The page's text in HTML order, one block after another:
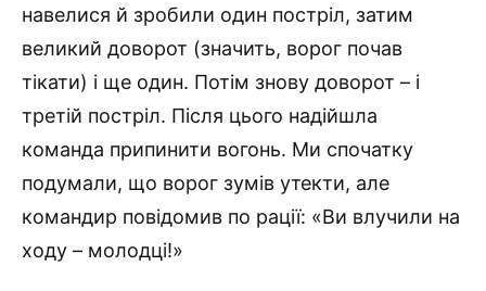
навелися й зробили один постріл, затим
великий доворот (значить, ворог почав
тікати) і ще один. Потім знову доворот – і
третій постріл. Після цього надійшла
команда припинити вогонь. Ми спочатку
подумали, що ворог зумів утекти, але
командир повідомив по рації: «Ви влучили на
ходу – молодці!»